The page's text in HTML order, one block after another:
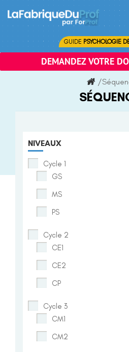
content
GUIDE PSYCHOLOGIE
DEMANDEZ VOTRE
/
NIVEAUX
Cycle 1
GS
MS
PS
Cycle 2
CE1
CE2
CP
Cycle 3
CM1
CM2